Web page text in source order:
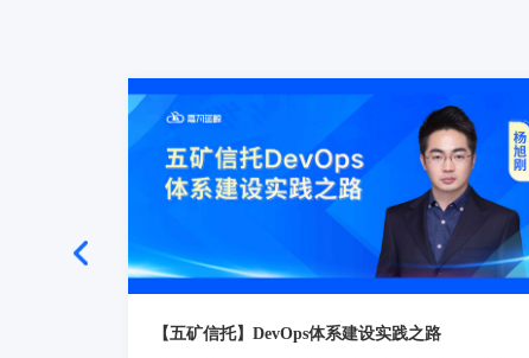
【五矿信托】DevOps体系建设实践之路